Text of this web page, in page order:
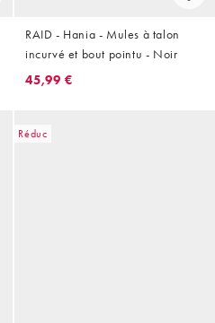
RAID - Hania - Mules à talon
incurvé et bout pointu - Noir
45,99 €
Réduc